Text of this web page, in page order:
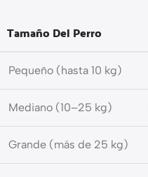
Tamaño Del Perro
Pequeño (hasta 10 kg)
Mediano (10–25 kg)
Grande (más de 25 kg)